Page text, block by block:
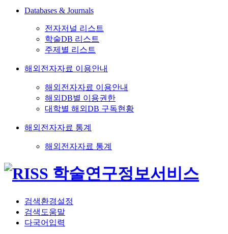
Databases & Journals
전자저널 리스트
학술DB 리스트
주제별 리스트
해외전자자료 이용안내
해외전자자료 이용안내
해외DB별 이용권한
대학별 해외DB 구독현황
해외전자자료 통계
해외전자자료 통계
검색환경설정
검색도움말
다국어입력